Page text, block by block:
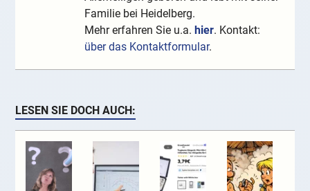
Familie bei Heidelberg.
Mehr erfahren Sie u.a.hier. Kontakt:
über das Kontaktformular.
LESEN SIE DOCH AUCH: